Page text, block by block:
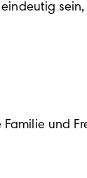
und